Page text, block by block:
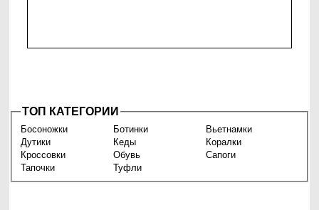
ТОП КАТЕГОРИИ
Босоножки Ботинки
Вьетнамки
Дутики
Кеды
Коралки
Кроссовки
Обувь
Сапоги
Тапочки
Туфли